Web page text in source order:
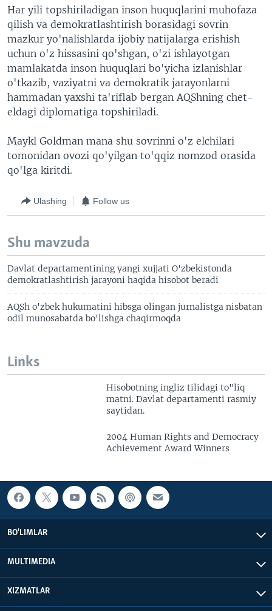
Har yili topshiriladigan inson huquqlarini muhofaza
qilish va demokratlashtirish borasidagi sovrin
mazkur yo'nalishlarda ijobiy natijalarga erishish
uchun o'z hissasini qo'shgan, o'zi ishlayotgan
mamlakatda inson huquqlari bo'yicha izlanishlar
o'tkazib, vaziyatni va demokratik jarayonlarni
hammadan yaxshi ta'riflab bergan AQShning chet-
eldagi diplomatiga topshiriladi.
Maykl Goldman mana shu sovrinni o'z elchilari
tomonidan ovozi qo'yilgan to'qqiz nomzod orasida
qo'lga kiritdi.
Ulashing Follow us
Shu mavzuda
Davlat departamentining yangi xujjati O'zbekistonda
demokratlashtirish jarayoni haqida hisobot beradi
AQSh o'zbek hukumatini hibsga olingan jurnalistga nisbatan
odil munosabatda bo'lishga chaqirmoqda
Links
Hisobotning ingliz tilidagi to"liq
matni. Davlat departamenti rasmiy
saytidan.
2004 Human Rights and Democracy
Achievement Award Winners
BO'LIMLAR
MULTIMEDIA
XIZMATLAR